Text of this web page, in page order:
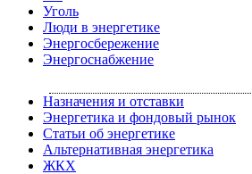
Уголь
Люди в энергетике
Энергосбережение
Энергоснабжение
Назначения и отставки
Энергетика и фондовый рынок
Статьи об энергетике
Альтернативная энергетика
ЖКХ